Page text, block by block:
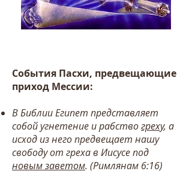
События Пасхи, предвещающие
приход Мессии:
В Библии Египет представляет
собой угнетение и рабствогреху, а
исход из него предвещает нашу
свободу от греха в Иисусе под
новым заветом. (Римлянам 6:16)